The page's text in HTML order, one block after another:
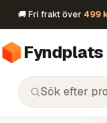
🚚 Fri frakt över 499
Fyndplats